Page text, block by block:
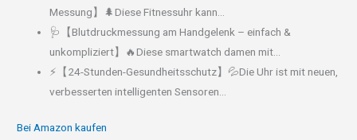
Messung】🌲Diese Fitnessuhr kann...
🩺【Blutdruckmessung am Handgelenk – einfach &
unkompliziert】🔥Diese smartwatch damen mit...
⚡【24-Stunden-Gesundheitsschutz】💦Die Uhr ist mit neuen,
verbesserten intelligenten Sensoren...
Bei Amazon kaufen